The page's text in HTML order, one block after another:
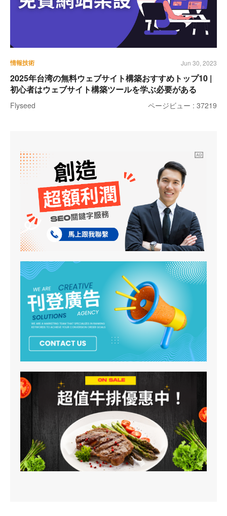
情報技術 Jun 30, 2023
2025年台湾の無料ウェブサイト構築おすすめトップ10 |
初心者はウェブサイト構築ツールを学ぶ必要がある
Flyseed ページビュー : 37219